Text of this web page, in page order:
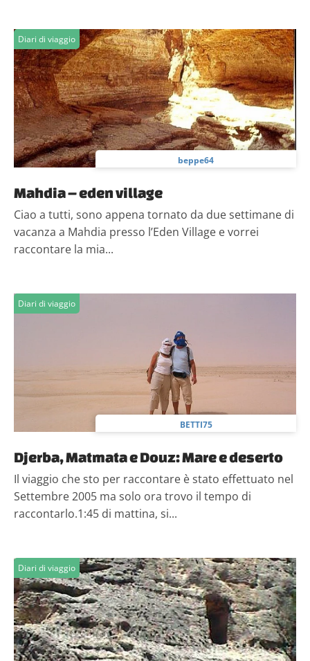
Diari di viaggio
beppe64
Mahdia – eden village
Ciao a tutti, sono appena tornato da due settimane di
vacanza a Mahdia presso l’Eden Village e vorrei
raccontare la mia...
Diari di viaggio
BETTI75
Djerba, Matmata e Douz: Mare e deserto
Il viaggio che sto per raccontare è stato effettuato nel
Settembre 2005 ma solo ora trovo il tempo di
raccontarlo.1:45 di mattina, si...
Diari di viaggio